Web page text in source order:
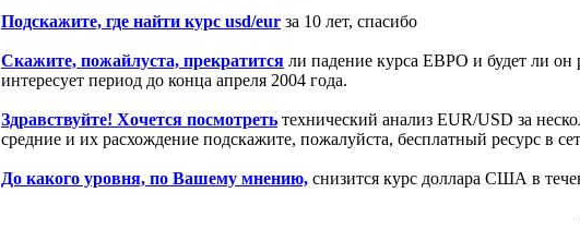
Подскажите, где найти курс usd/eur за 10 лет, спасибо
Скажите, пожайлуста, прекратится ли падение курса ЕВРО и будет ли он
интересует период до конца апреля 2004 года.
Здравствуйте! Хочется посмотреть технический анализ EUR/USD за
средние и их расхождение подскажите, пожалуйста, бесплатный ресурс в
До какого уровня, по Вашему мнению, снизится курс доллара США в